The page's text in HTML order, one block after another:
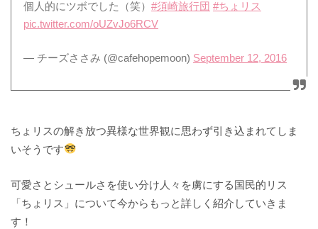
個人的にツボでした（笑）#須崎旅行団 #ちょリス
pic.twitter.com/oUZvJo6RCV
— チーズささみ (@cafehopemoon) September 12, 2016
ちょリスの解き放つ異様な世界観に思わず引き込まれてしま
いそうです
可愛さとシュールさを使い分け人々を虜にする国民的リス
「ちょリス」について今からもっと詳しく紹介していきま
す！